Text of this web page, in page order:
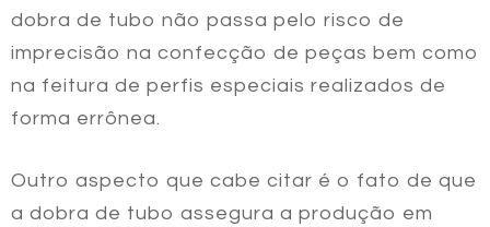
dobra de tubo não passa pelo risco de
imprecisão na confecção de peças bem como
na feitura de perfis especiais realizados de
forma errônea.
Outro aspecto que cabe citar é o fato de que
a dobra de tubo assegura a produção em